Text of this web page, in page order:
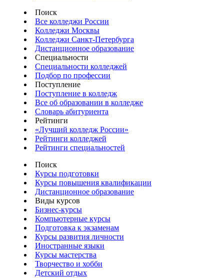
Поиск
Все колледжи России
Колледжи Москвы
Колледжи Санкт-Петербурга
Дистанционное образование
Специальности
Специальности колледжей
Подбор по профессии
Поступление
Поступление в колледж
Все об образовании в колледже
Словарь абитуриента
Рейтинги
«Лучший колледж России»
Рейтинги колледжей
Рейтинги специальностей
Поиск
Курсы подготовки
Курсы повышения квалификации
Дистанционное образование
Виды курсов
Бизнес-курсы
Компьютерные курсы
Подготовка к экзаменам
Курсы развития личности
Иностранные языки
Курсы мастерства
Творчество и хобби
Детский отдых